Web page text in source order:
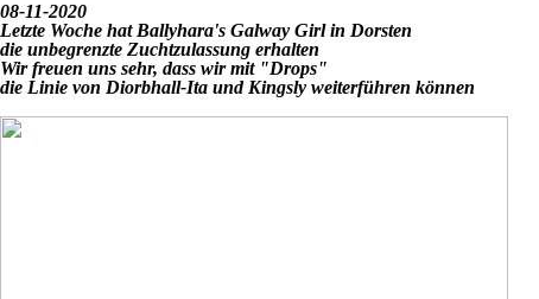
08-11-2020
Letzte Woche hat Ballyhara's Galway Girl in Dorsten
die unbegrenzte Zuchtzulassung erhalten
Wir freuen uns sehr, dass wir mit "Drops"
die Linie von Diorbhall-Ita und Kingsly weiterführen können